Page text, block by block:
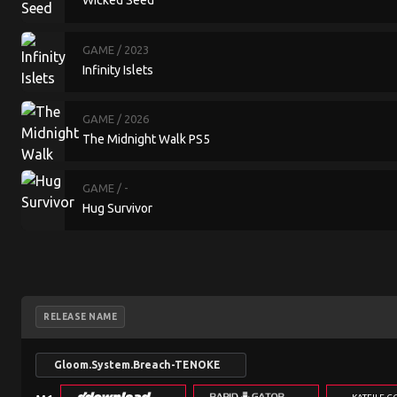
GAME / 2023
Infinity Islets
GAME / 2026
The Midnight Walk PS5
GAME / -
Hug Survivor
RELEASE NAME
Gloom.System.Breach-TENOKE